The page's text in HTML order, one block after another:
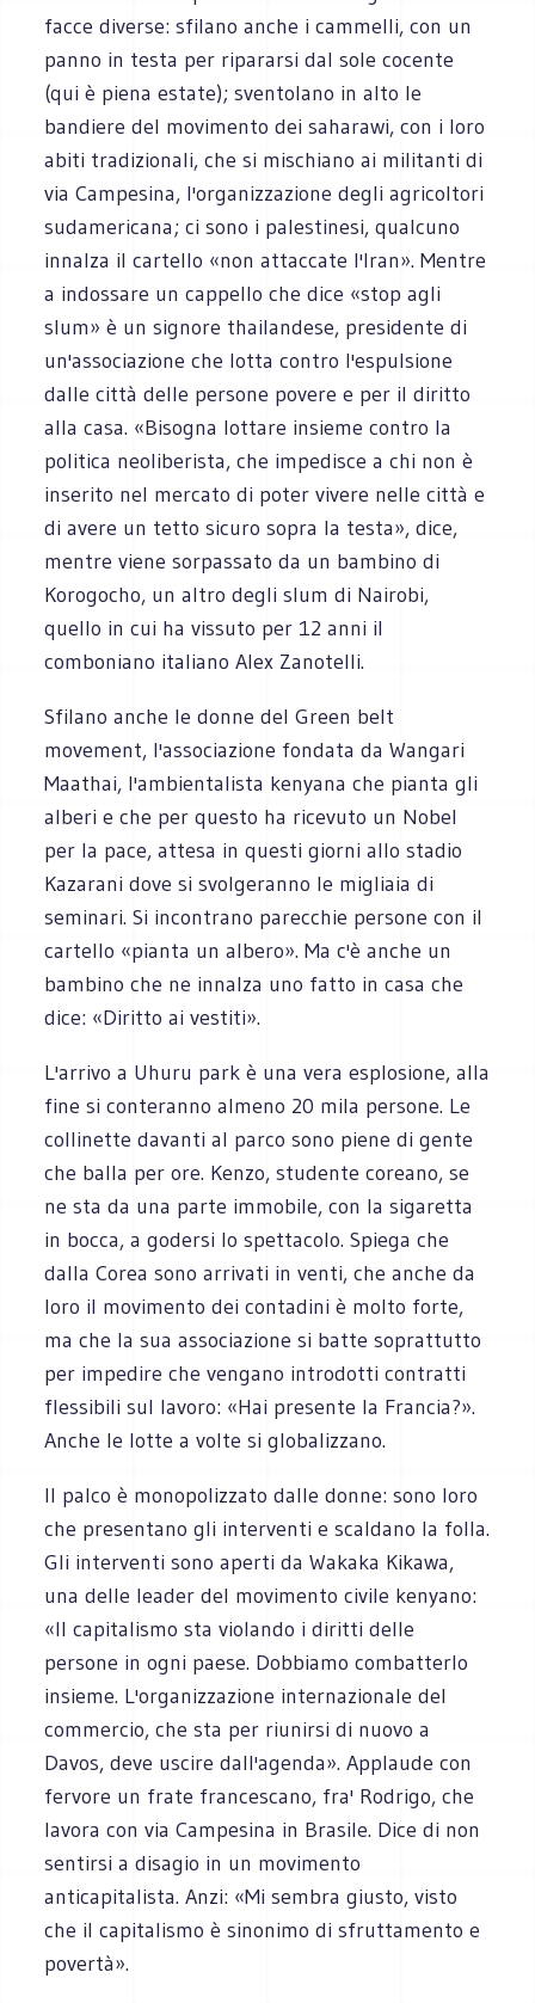
facce diverse: sfilano anche i cammelli, con un
panno in testa per ripararsi dal sole cocente
(qui è piena estate); sventolano in alto le
bandiere del movimento dei saharawi, con i loro
abiti tradizionali, che si mischiano ai militanti di
via Campesina, l'organizzazione degli agricoltori
sudamericana; ci sono i palestinesi, qualcuno
innalza il cartello «non attaccate l'Iran». Mentre
a indossare un cappello che dice «stop agli
slum» è un signore thailandese, presidente di
un'associazione che lotta contro l'espulsione
dalle città delle persone povere e per il diritto
alla casa. «Bisogna lottare insieme contro la
politica neoliberista, che impedisce a chi non è
inserito nel mercato di poter vivere nelle città e
di avere un tetto sicuro sopra la testa», dice,
mentre viene sorpassato da un bambino di
Korogocho, un altro degli slum di Nairobi,
quello in cui ha vissuto per 12 anni il
comboniano italiano Alex Zanotelli.
Sfilano anche le donne del Green belt
movement, l'associazione fondata da Wangari
Maathai, l'ambientalista kenyana che pianta gli
alberi e che per questo ha ricevuto un Nobel
per la pace, attesa in questi giorni allo stadio
Kazarani dove si svolgeranno le migliaia di
seminari. Si incontrano parecchie persone con il
cartello «pianta un albero». Ma c'è anche un
bambino che ne innalza uno fatto in casa che
dice: «Diritto ai vestiti».
L'arrivo a Uhuru park è una vera esplosione, alla
fine si conteranno almeno 20 mila persone. Le
collinette davanti al parco sono piene di gente
che balla per ore. Kenzo, studente coreano, se
ne sta da una parte immobile, con la sigaretta
in bocca, a godersi lo spettacolo. Spiega che
dalla Corea sono arrivati in venti, che anche da
loro il movimento dei contadini è molto forte,
ma che la sua associazione si batte soprattutto
per impedire che vengano introdotti contratti
flessibili sul lavoro: «Hai presente la Francia?».
Anche le lotte a volte si globalizzano.
Il palco è monopolizzato dalle donne: sono loro
che presentano gli interventi e scaldano la folla.
Gli interventi sono aperti da Wakaka Kikawa,
una delle leader del movimento civile kenyano:
«Il capitalismo sta violando i diritti delle
persone in ogni paese. Dobbiamo combatterlo
insieme. L'organizzazione internazionale del
commercio, che sta per riunirsi di nuovo a
Davos, deve uscire dall'agenda». Applaude con
fervore un frate francescano, fra' Rodrigo, che
lavora con via Campesina in Brasile. Dice di non
sentirsi a disagio in un movimento
anticapitalista. Anzi: «Mi sembra giusto, visto
che il capitalismo è sinonimo di sfruttamento e
povertà».